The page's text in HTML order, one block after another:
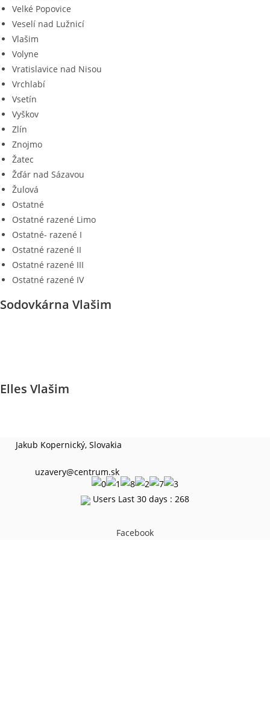
Velké Popovice
Veselí nad Lužnicí
Vlašim
Volyne
Vratislavice nad Nisou
Vrchlabí
Vsetín
Vyškov
Zlín
Znojmo
Žatec
Žďár nad Sázavou
Žulová
Ostatné
Ostatné razené Limo
Ostatné- razené I
Ostatné razené II
Ostatné razené III
Ostatné razené IV
Sodovkárna Vlašim
Elles Vlašim
Jakub Kopernický, Slovakia
uzavery@centrum.sk
Users Last 30 days : 268
Facebook